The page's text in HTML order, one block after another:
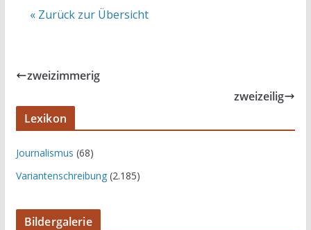
« Zurück zur Übersicht
zweizimmerig
zweizeilig
Lexikon
Journalismus (68)
Variantenschreibung(2.185)
Bildergalerie